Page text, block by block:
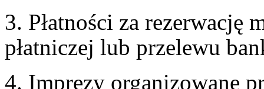
3. Płatności za rezerwację
płatniczej lub przelewu
4. Imprezy organizowane